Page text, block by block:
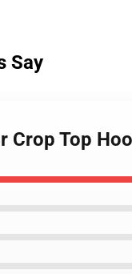
Say
Crop Top